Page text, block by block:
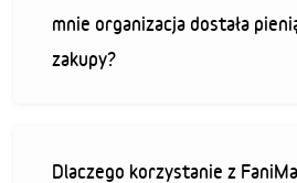
mnie organizacja dostała
zakupy?
Dlaczego korzystanie z